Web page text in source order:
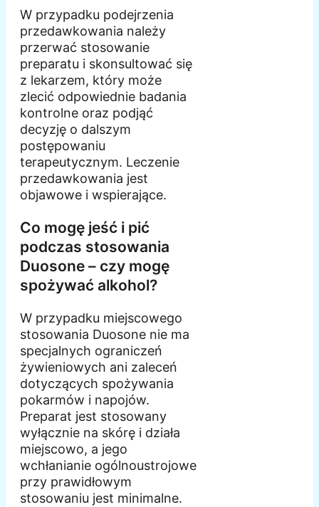
W przypadku podejrzenia
przedawkowania należy
przerwać stosowanie
preparatu i skonsultować się
z lekarzem, który może
zlecić odpowiednie badania
kontrolne oraz podjąć
decyzję o dalszym
postępowaniu
terapeutycznym. Leczenie
przedawkowania jest
objawowe i wspierające.
Co mogę jeść i pić
podczas stosowania
Duosone – czy mogę
spożywać alkohol?
W przypadku miejscowego
stosowania Duosone nie ma
specjalnych ograniczeń
żywieniowych ani zaleceń
dotyczących spożywania
pokarmów i napojów.
Preparat jest stosowany
wyłącznie na skórę i działa
miejscowo, a jego
wchłanianie ogólnoustrojowe
przy prawidłowym
stosowaniu jest minimalne.